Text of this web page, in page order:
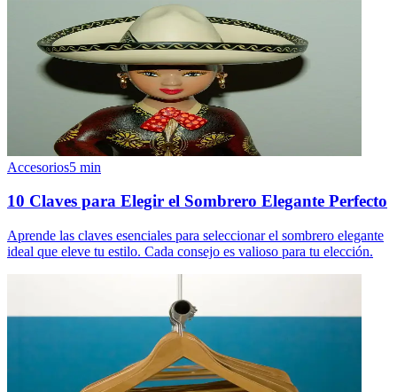
Accesorios5 min
10 Claves para Elegir el Sombrero Elegante Perfecto
Aprende las claves esenciales para seleccionar el sombrero elegante
ideal que eleve tu estilo. Cada consejo es valioso para tu elección.